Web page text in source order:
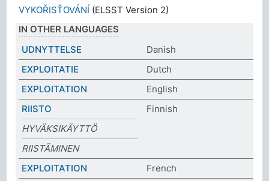
VYKOŘISŤOVÁNÍ (ELSST Version 2)
IN OTHER LANGUAGES
UDNYTTELSE
Danish
EXPLOITATIE
Dutch
EXPLOITATION
English
RIISTO
Finnish
HYVÄKSIKÄYTTÖ
RIISTÄMINEN
EXPLOITATION
French